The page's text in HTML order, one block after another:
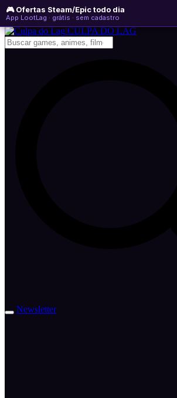
🎮 Ofertas Steam/Epic todo dia
App LootLag · grátis · sem cadastro
sábado, 08 de agosto de 2026 WhatsApp
Newsletter
CULPA DO LAG
Newsletter